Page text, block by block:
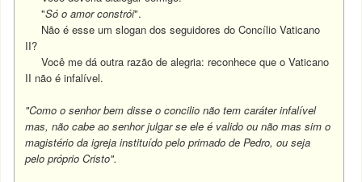
"Só o amor constrói".
Não é esse um slogan dos seguidores do Concílio Vaticano
II?
Você me dá outra razão de alegria: reconhece que o Vaticano
II não é infalível.
"Como o senhor bem disse o concilio não tem caráter infalível
mas, não cabe ao senhor julgar se ele é valido ou não mas sim o
magistério da igreja instituído pelo primado de Pedro, ou seja
pelo próprio Cristo".